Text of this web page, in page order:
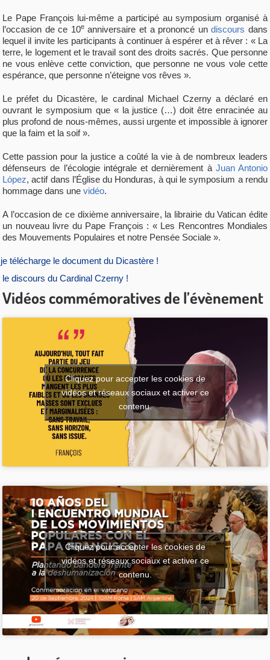
Le Pape François lui-même a participé au symposium organisé à
l’occasion de ce 10eanniversaire et a prononcé undiscours dans
lequel il invite les participants à continuer à espérer et à rêver : « La
terre, le logement et le travail sont des droits sacrés. Que personne
ne vous enlève cette conviction, que personne ne vous vole cette
espérance, que personne n’éteigne vos rêves ».
Le préfet du Dicastère, le cardinal Michael Czerny a déclaré en
ouvrant le symposium que « la justice (…) doit être enracinée au
plus profond de nous-mêmes, aussi urgente et impossible à ignorer
que la faim et la soif ».
Cette passion pour la justice a coûté la vie à de nombreux leaders
défenseurs de l’écologie intégrale et dernièrement à Juan Antonio
López, actif dans l’Église du Honduras, à qui le symposium a rendu
hommage dans une vidéo.
A l’occasion de ce dixième anniversaire, la librairie du Vatican édite
un nouveau livre du Pape François : « Les Rencontres Mondiales
des Mouvements Populaires et notre Pensée Sociale ».
je télécharge le document du Dicastère !
le discours du Cardinal Czerny !
Vidéos commémoratives de l’évènement
Cliquez pour accepter les cookies de
vidéos et réseaux sociaux et activer ce
contenu.
Cliquez pour accepter les cookies de
vidéos et réseaux sociaux et activer ce
contenu.